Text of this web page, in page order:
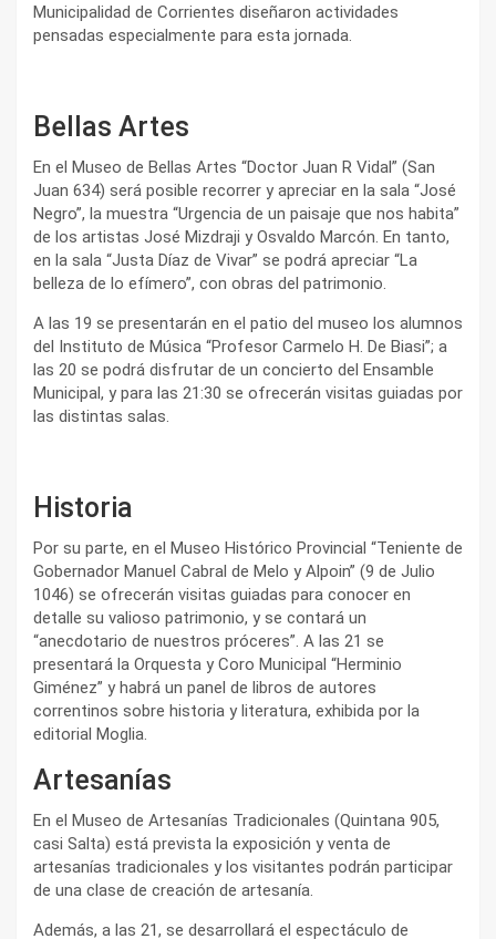
Municipalidad de Corrientes diseñaron actividades
pensadas especialmente para esta jornada.
Bellas Artes
En el Museo de Bellas Artes “Doctor Juan R Vidal” (San
Juan 634) será posible recorrer y apreciar en la sala “José
Negro”, la muestra “Urgencia de un paisaje que nos habita”
de los artistas José Mizdraji y Osvaldo Marcón. En tanto,
en la sala “Justa Díaz de Vivar” se podrá apreciar “La
belleza de lo efímero”, con obras del patrimonio.
A las 19 se presentarán en el patio del museo los alumnos
del Instituto de Música “Profesor Carmelo H. De Biasi”; a
las 20 se podrá disfrutar de un concierto del Ensamble
Municipal, y para las 21:30 se ofrecerán visitas guiadas por
las distintas salas.
Historia
Por su parte, en el Museo Histórico Provincial “Teniente de
Gobernador Manuel Cabral de Melo y Alpoin” (9 de Julio
1046) se ofrecerán visitas guiadas para conocer en
detalle su valioso patrimonio, y se contará un
“anecdotario de nuestros próceres”. A las 21 se
presentará la Orquesta y Coro Municipal “Herminio
Giménez” y habrá un panel de libros de autores
correntinos sobre historia y literatura, exhibida por la
editorial Moglia.
Artesanías
En el Museo de Artesanías Tradicionales (Quintana 905,
casi Salta) está prevista la exposición y venta de
artesanías tradicionales y los visitantes podrán participar
de una clase de creación de artesanía.
Además, a las 21, se desarrollará el espectáculo de